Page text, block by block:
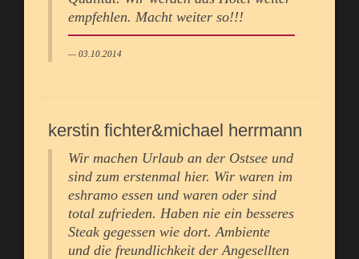
empfehlen. Macht weiter so!!!
03.10.2014
kerstin fichter&michael herrmann
Wir machen Urlaub an der Ostsee und
sind zum erstenmal hier. Wir waren im
eshramo essen und waren oder sind
total zufrieden. Haben nie ein besseres
Steak gegessen wie dort. Ambiente
und die freundlichkeit der Angesellten